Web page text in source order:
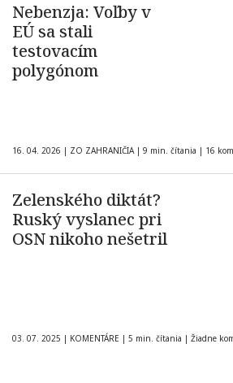
Nebenzja: Voľby v
EÚ sa stali
testovacím
polygónom
16. 04. 2026 | ZO ZAHRANIČIA | 9 min. čítania | 16
Zelenského diktát?
Ruský vyslanec pri
OSN nikoho nešetril
03. 07. 2025 | KOMENTÁRE | 5 min. čítania | Žiadne